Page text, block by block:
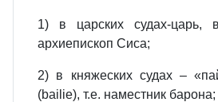
1) в царских судах‑царь,
архиепископ Сиса;
2) в княжеских судах –
(bailie), т.е. наместник барона;